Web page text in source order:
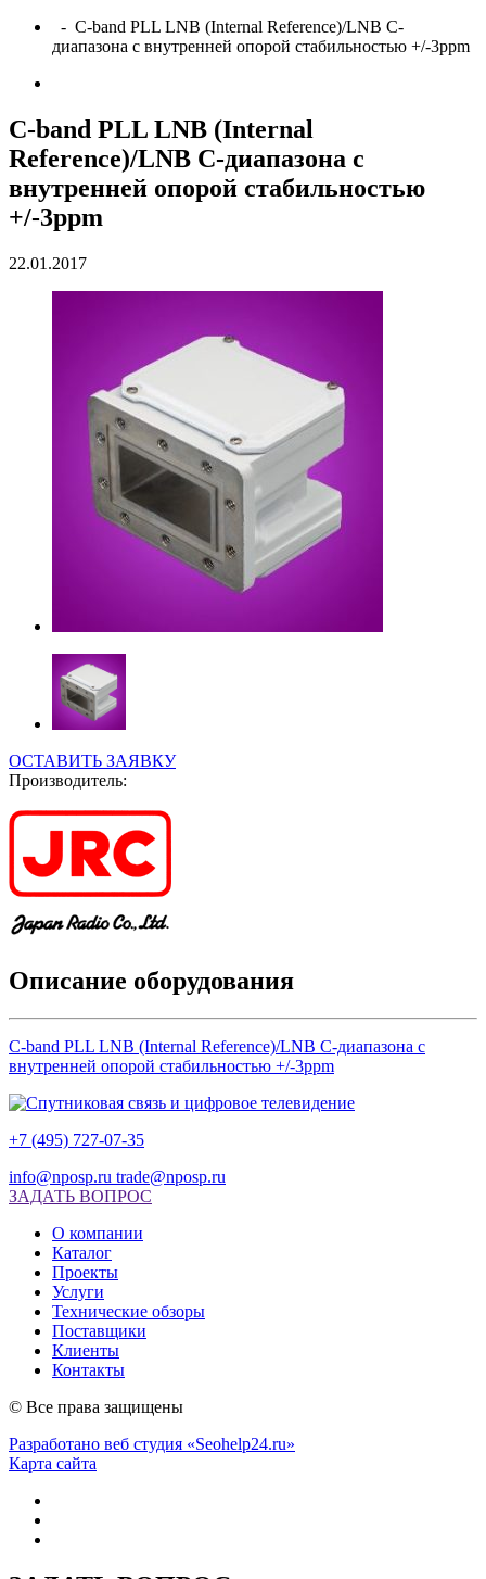
- C-band PLL LNB (Internal Reference)/LNB С-
диапазона с внутренней опорой стабильностью +/-3ppm
C-band PLL LNB (Internal
Reference)/LNB С-диапазона с
внутренней опорой стабильностью
+/-3ppm
22.01.2017
ОСТАВИТЬ ЗАЯВКУ
Производитель:
Описание оборудования
C-band PLL LNB (Internal Reference)/LNB С-диапазона с
внутренней опорой стабильностью +/-3ppm
+7 (495) 727-07-35
info@nposp.ru trade@nposp.ru
ЗАДАТЬ ВОПРОС
О компании
Каталог
Проекты
Услуги
Технические обзоры
Поставщики
Клиенты
Контакты
© Все права защищены
Разработано веб студия «Seohelp24.ru»
Карта сайта